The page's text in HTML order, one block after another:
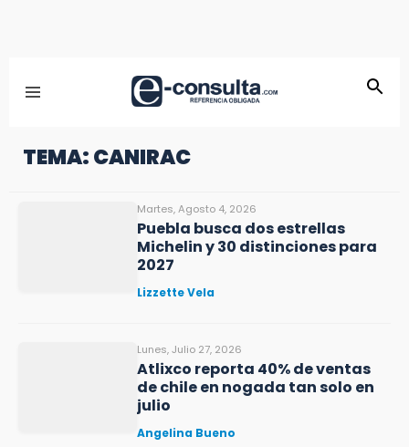
TEMA: CANIRAC
Martes, Agosto 4, 2026
Puebla busca dos estrellas
Michelin y 30 distinciones para
2027
Lizzette Vela
Lunes, Julio 27, 2026
Atlixco reporta 40% de ventas
de chile en nogada tan solo en
julio
Angelina Bueno